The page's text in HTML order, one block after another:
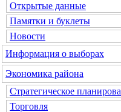
Открытые данные
Памятки и буклеты
Новости
Информация о выборах
Экономика района
Стратегическое
Торговля